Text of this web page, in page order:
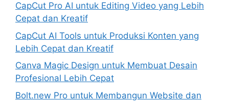
CapCut Pro AI untuk Editing Video yang Lebih
Cepat dan Kreatif
CapCut AI Tools untuk Produksi Konten yang
Lebih Cepat dan Kreatif
Canva Magic Design untuk Membuat Desain
Profesional Lebih Cepat
Bolt.new Pro untuk Membangun Website dan